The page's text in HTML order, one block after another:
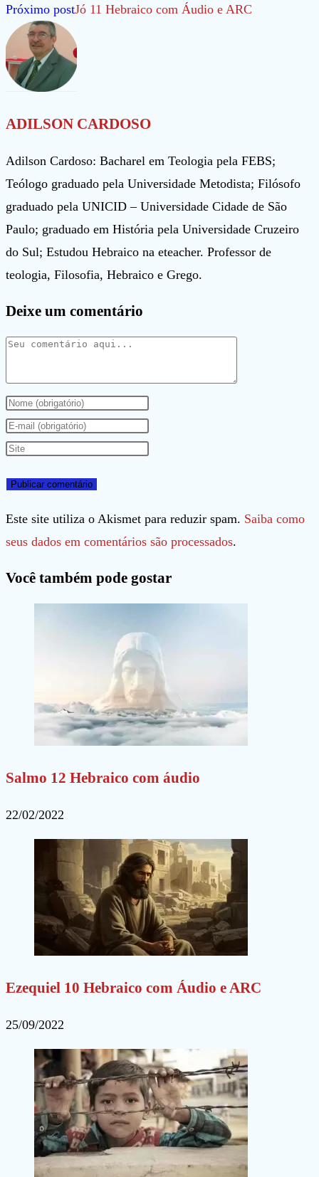
mais
artigos
Próximo postJó 11 Hebraico com Áudio e ARC
ADILSON CARDOSO
Adilson Cardoso: Bacharel em Teologia pela FEBS;
Teólogo graduado pela Universidade Metodista; Filósofo
graduado pela UNICID – Universidade Cidade de São
Paulo; graduado em História pela Universidade Cruzeiro
do Sul; Estudou Hebraico na eteacher. Professor de
teologia, Filosofia, Hebraico e Grego.
Deixe um comentário
Comentário
Digite
seu
nome
nome
de
usuário
comentar
Digite
seu
de
e-
mail
comentar
Digite
URL
do
seu
(opcional)
Este site utiliza o Akismet para reduzir spam. Saiba como
seus dados em comentários são processados.
Você também pode gostar
Salmo 12 Hebraico com áudio
22/02/2022
Ezequiel 10 Hebraico com Áudio e ARC
25/09/2022